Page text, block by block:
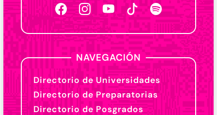
NAVEGACIÓN
Directorio de Universidades
Directorio de Preparatorias
Directorio de Posgrados